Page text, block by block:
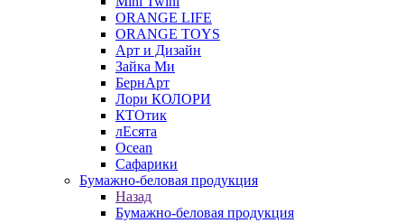
ORANGE LIFE
ORANGE TOYS
Арт и Дизайн
Зайка Ми
БернАрт
Лори КОЛОРИ
КТОтик
лЕсята
Ocean
Сафарики
Бумажно-беловая продукция
Назад
Бумажно-беловая продукция